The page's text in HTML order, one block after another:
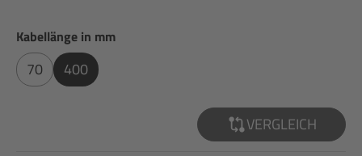
Kabellänge in mmauswählen
70 400
VERGLEICH